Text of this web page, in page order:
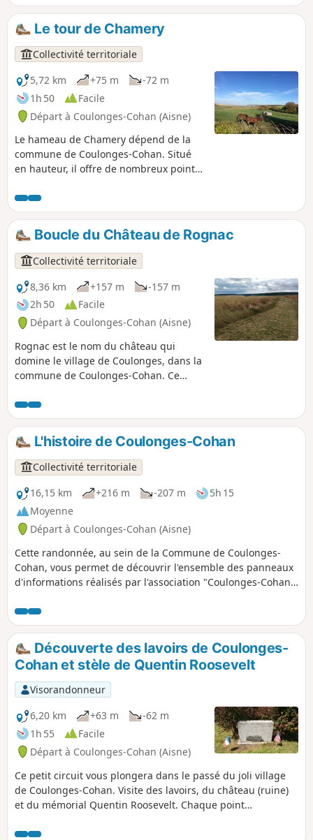
nombreux et magnifiques points de vue au cœur du
Tardenois.
Le tour de Chamery
Collectivité territoriale
5,72 km
+75 m
-72 m
1h 50
Facile
Départ à Coulonges-Cohan (Aisne)
Le hameau de Chamery dépend de la
commune de Coulonges-Cohan. Situé
en hauteur, il offre de nombreux points
circuit permet de découvrir la stèle qui
commémore le souvenir de Quentin
Roosevelt, fils du Président Théodore
Roosevelt, dont l'avion a été abattu lors
d'un combat aérien dans le ciel de
Chamery le 14 juillet 1918. Vous
découvrirez, également, la fontaine
commémorative offerte aux habitants
du hameau par la famille Roosevelt.
Boucle du Château de Rognac
Collectivité territoriale
8,36 km
+157 m
-157 m
2h 50
Facile
Départ à Coulonges-Cohan (Aisne)
Rognac est le nom du château qui
domine le village de Coulonges, dans la
commune de Coulonges-Cohan. Ce
(château privé) vous emmène sur le
haut de la colline, en lisière de la forêt,
avec de magnifiques vues sur
Coulonges, sur Cohan, Dravegny et la
vallée de l'Orillon vers Fismes.
L'histoire de Coulonges-Cohan
Collectivité territoriale
16,15 km
+216 m -207 m
5h 15
Moyenne
Départ à Coulonges-Cohan (Aisne)
Cette randonnée, au sein de la Commune de Coulonges-
Cohan, vous permet de découvrir l'ensemble des panneaux
d'informations réalisés par l'association "Coulonges-Cohan,
la vie quotidienne et des évènements qui ont marqué le
village. Elle vous permet en outre de découvrir la grande
majorité des fontaines et lavoirs de la commune. La fin du
circuit vous mène devant l'Auberge de la Roue Fleurie où
vous pourrez vous restaurer ou boire un coup !
Découverte des lavoirs de Coulonges-
Cohan et stèle de Quentin Roosevelt
Visorandonneur
6,20 km
+63 m
-62 m
1h 55
Facile
Départ à Coulonges-Cohan (Aisne)
Ce petit circuit vous plongera dans le passé du joli village
de Coulonges-Cohan. Visite des lavoirs, du château (ruine)
et du mémorial Quentin Roosevelt. Chaque point